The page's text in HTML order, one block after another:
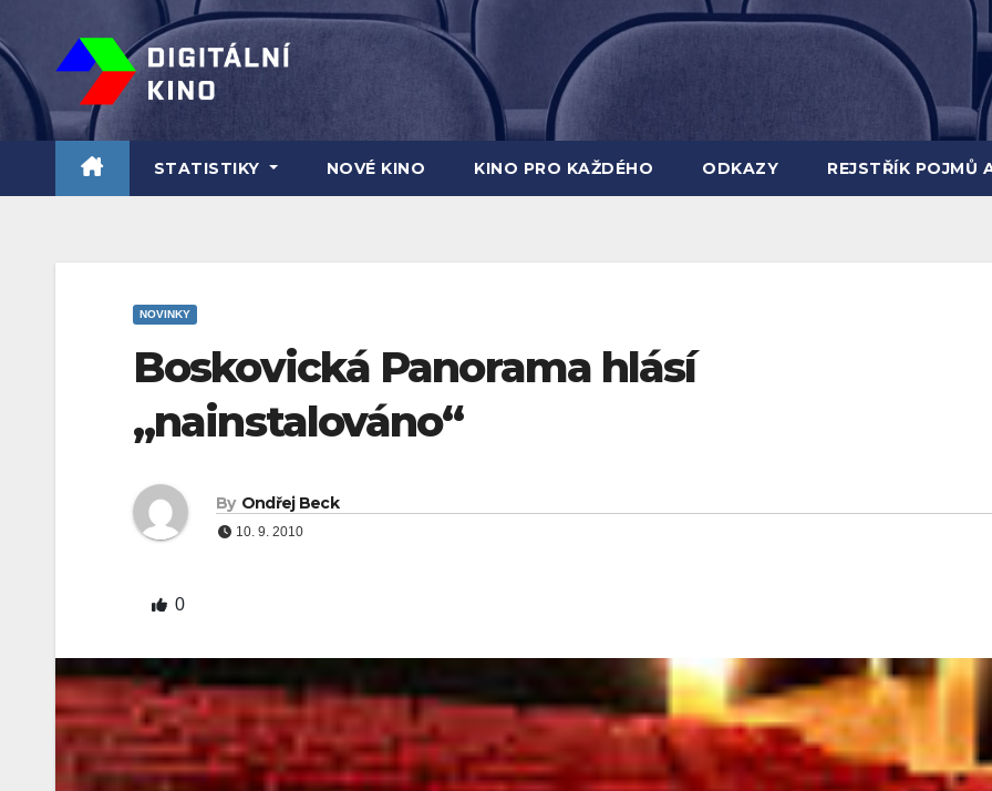
to
content
STATISTIKY NOVÉ KINO KINO PRO KAŽDÉHO ODKAZY REJSTŘÍK POJMŮ
NOVINKY
Boskovická Panorama hlásí
„nainstalováno“
By Ondřej Beck
10. 9. 2010
0